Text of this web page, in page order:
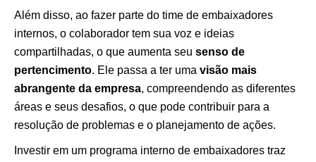
Além disso, ao fazer parte do time de embaixadores
internos, o colaborador tem sua voz e ideias
compartilhadas, o que aumenta seu senso de
pertencimento. Ele passa a ter uma visão mais
abrangente da empresa, compreendendo as diferentes
áreas e seus desafios, o que pode contribuir para a
resolução de problemas e o planejamento de ações.
Investir em um programa interno de embaixadores traz